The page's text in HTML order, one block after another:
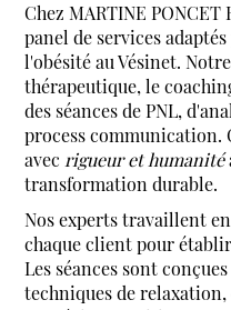
Chez MARTINE
panel de services
l'obésité au Vésinet.
thérapeutique, le
des séances de PNL,
process communication.
avec rigueur et humanité
transformation durable.
Nos experts travaillent
chaque client pour
Les séances sont
techniques de